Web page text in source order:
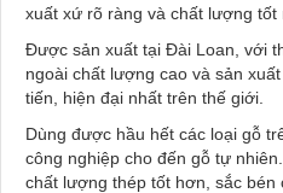
xuất xứ rõ ràng và chất lượng tốt
Được sản xuất tại Đài Loan, với
ngoài chất lượng cao và sản
tiến, hiện đại nhất trên thế giới.
Dùng được hầu hết các loại gỗ
công nghiệp cho đến gỗ tự
chất lượng thép tốt hơn, sắc bén